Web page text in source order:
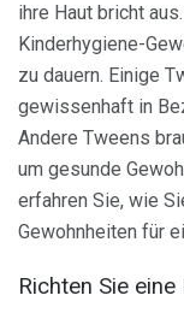
ihre Haut bricht
Kinderhygiene-
zu dauern. Einige
gewissenhaft in
Andere Tweens
um gesunde
erfahren Sie, wie
Gewohnheiten für
Richten Sie eine